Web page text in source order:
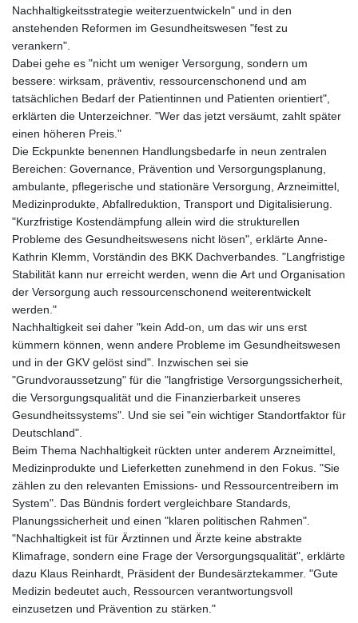
Nachhaltigkeitsstrategie weiterzuentwickeln" und in den
anstehenden Reformen im Gesundheitswesen "fest zu
verankern".
Dabei gehe es "nicht um weniger Versorgung, sondern um
bessere: wirksam, präventiv, ressourcenschonend und am
tatsächlichen Bedarf der Patientinnen und Patienten orientiert",
erklärten die Unterzeichner. "Wer das jetzt versäumt, zahlt später
einen höheren Preis."
Die Eckpunkte benennen Handlungsbedarfe in neun zentralen
Bereichen: Governance, Prävention und Versorgungsplanung,
ambulante, pflegerische und stationäre Versorgung, Arzneimittel,
Medizinprodukte, Abfallreduktion, Transport und Digitalisierung.
"Kurzfristige Kostendämpfung allein wird die strukturellen
Probleme des Gesundheitswesens nicht lösen", erklärte Anne-
Kathrin Klemm, Vorständin des BKK Dachverbandes. "Langfristige
Stabilität kann nur erreicht werden, wenn die Art und Organisation
der Versorgung auch ressourcenschonend weiterentwickelt
werden."
Nachhaltigkeit sei daher "kein Add-on, um das wir uns erst
kümmern können, wenn andere Probleme im Gesundheitswesen
und in der GKV gelöst sind". Inzwischen sei sie
"Grundvoraussetzung" für die "langfristige Versorgungssicherheit,
die Versorgungsqualität und die Finanzierbarkeit unseres
Gesundheitssystems". Und sie sei "ein wichtiger Standortfaktor für
Deutschland".
Beim Thema Nachhaltigkeit rückten unter anderem Arzneimittel,
Medizinprodukte und Lieferketten zunehmend in den Fokus. "Sie
zählen zu den relevanten Emissions- und Ressourcentreibern im
System". Das Bündnis fordert vergleichbare Standards,
Planungssicherheit und einen "klaren politischen Rahmen".
"Nachhaltigkeit ist für Ärztinnen und Ärzte keine abstrakte
Klimafrage, sondern eine Frage der Versorgungsqualität", erklärte
dazu Klaus Reinhardt, Präsident der Bundesärztekammer. "Gute
Medizin bedeutet auch, Ressourcen verantwortungsvoll
einzusetzen und Prävention zu stärken."